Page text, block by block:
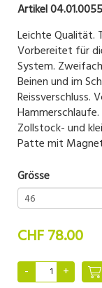
Artikel
Leichte Qualität.
Vorbereitet für
System.
Beinen und im
Reissverschluss.
Zollstock- und
Patte mit
Grösse
CHF 78.00